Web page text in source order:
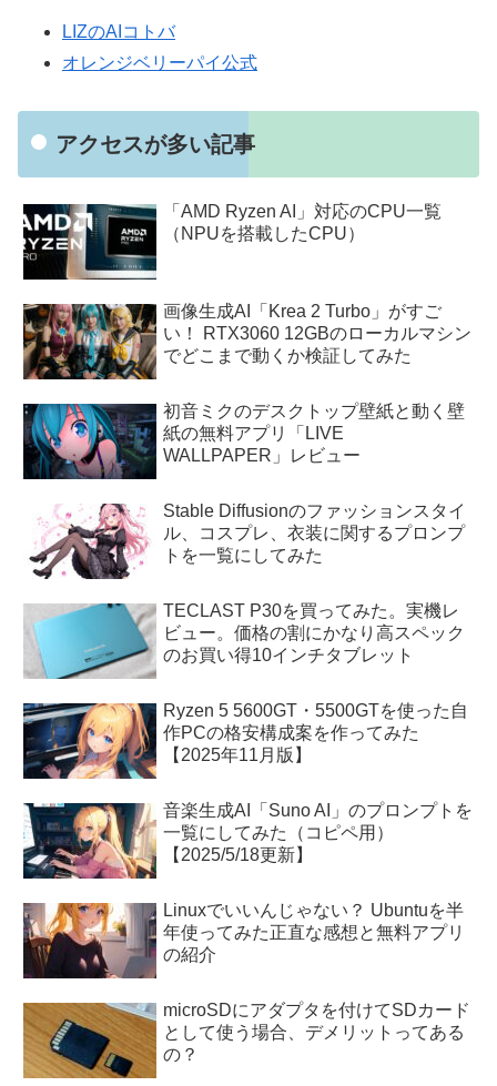
LIZのAIコトバ
オレンジベリーパイ公式
アクセスが多い記事
「AMD Ryzen AI」対応のCPU一覧
（NPUを搭載したCPU）
画像生成AI「Krea 2 Turbo」がすご
い！ RTX3060 12GBのローカルマシン
でどこまで動くか検証してみた
初音ミクのデスクトップ壁紙と動く壁
紙の無料アプリ「LIVE
WALLPAPER」レビュー
Stable Diffusionのファッションスタイ
ル、コスプレ、衣装に関するプロンプ
トを一覧にしてみた
TECLAST P30を買ってみた。実機レ
ビュー。価格の割にかなり高スペック
のお買い得10インチタブレット
Ryzen 5 5600GT・5500GTを使った自
作PCの格安構成案を作ってみた
【2025年11月版】
音楽生成AI「Suno AI」のプロンプトを
一覧にしてみた（コピペ用）
【2025/5/18更新】
Linuxでいいんじゃない？ Ubuntuを半
年使ってみた正直な感想と無料アプリ
の紹介
microSDにアダプタを付けてSDカード
として使う場合、デメリットってある
の？